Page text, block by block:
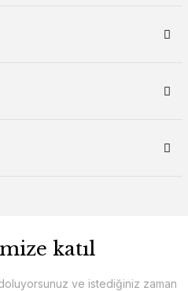
katıl
ve istediğiniz zaman